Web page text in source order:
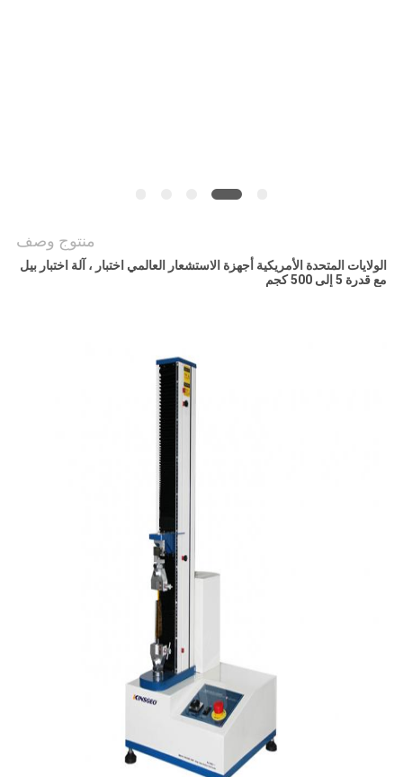
منتوج وصف
الولايات المتحدة الأمريكية أجهزة الاستشعار العالمي اختبار ، آلة اختبار بيل
مع قدرة 5 إلى 500 كجم